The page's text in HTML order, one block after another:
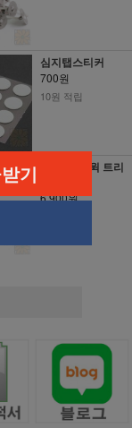
심지탭스티커
700원
10원 적립
심지가위 (윅 트리
6,900원
기